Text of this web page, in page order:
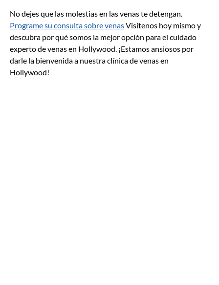
No dejes que las molestias en las venas te detengan.
Programe su consulta sobre venasVisítenos hoy mismo y
descubra por qué somos la mejor opción para el cuidado
experto de venas en Hollywood. ¡Estamos ansiosos por
darle la bienvenida a nuestra clínica de venas en
Hollywood!